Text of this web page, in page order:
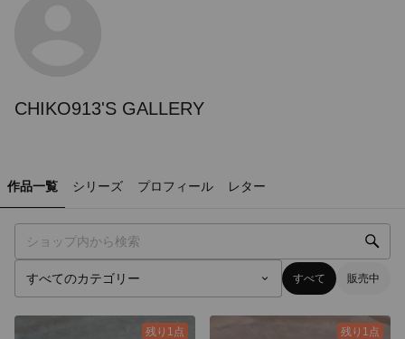
CHIKO913'S GALLERY
作品一覧 シリーズ プロフィール レター
すべて 販売中
残り1点 残り1点